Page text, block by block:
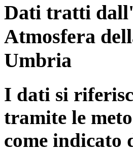
Dati tratti
Atmosfera
Umbria
I dati si
tramite le
come indicato